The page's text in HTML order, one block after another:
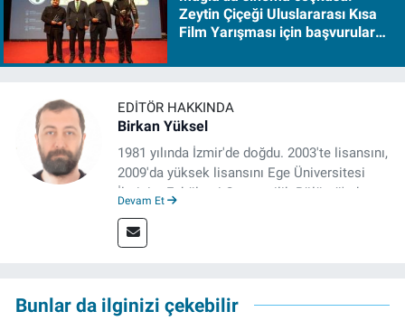
Zeytin Çiçeği Uluslararası Kısa
Film Yarışması için başvurular
EDITÖR HAKKINDA
Birkan Yüksel
1981 yılında İzmir'de doğdu. 2003'te lisansını,
2009'da yüksek lisansını Ege Üniversitesi
İletişim Fakültesi Gazetecilik Bölümü'nde
tezinden hareketle yazdığı "İdeoloji ve
Gündelik Hayatta Milliyetçilik" adlı kitabı,
ve editör olarak görev yapmaktadır.
Devam Et
Bunlar da ilginizi çekebilir